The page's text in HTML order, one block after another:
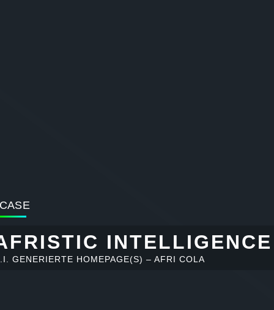
INTELLIGENCE
GENERIERTE HOMEPAGE(S) – AFRI COLA